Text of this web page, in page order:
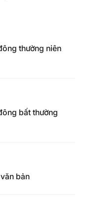
thường niên
bất thường
bản